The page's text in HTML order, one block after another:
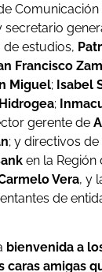
secretario
estudios,
Francisco
Miguel; Isabel
Hidrogea;
gerente de
; y directivos
en la
Vera, y
de
bienvenida a
caras amigas